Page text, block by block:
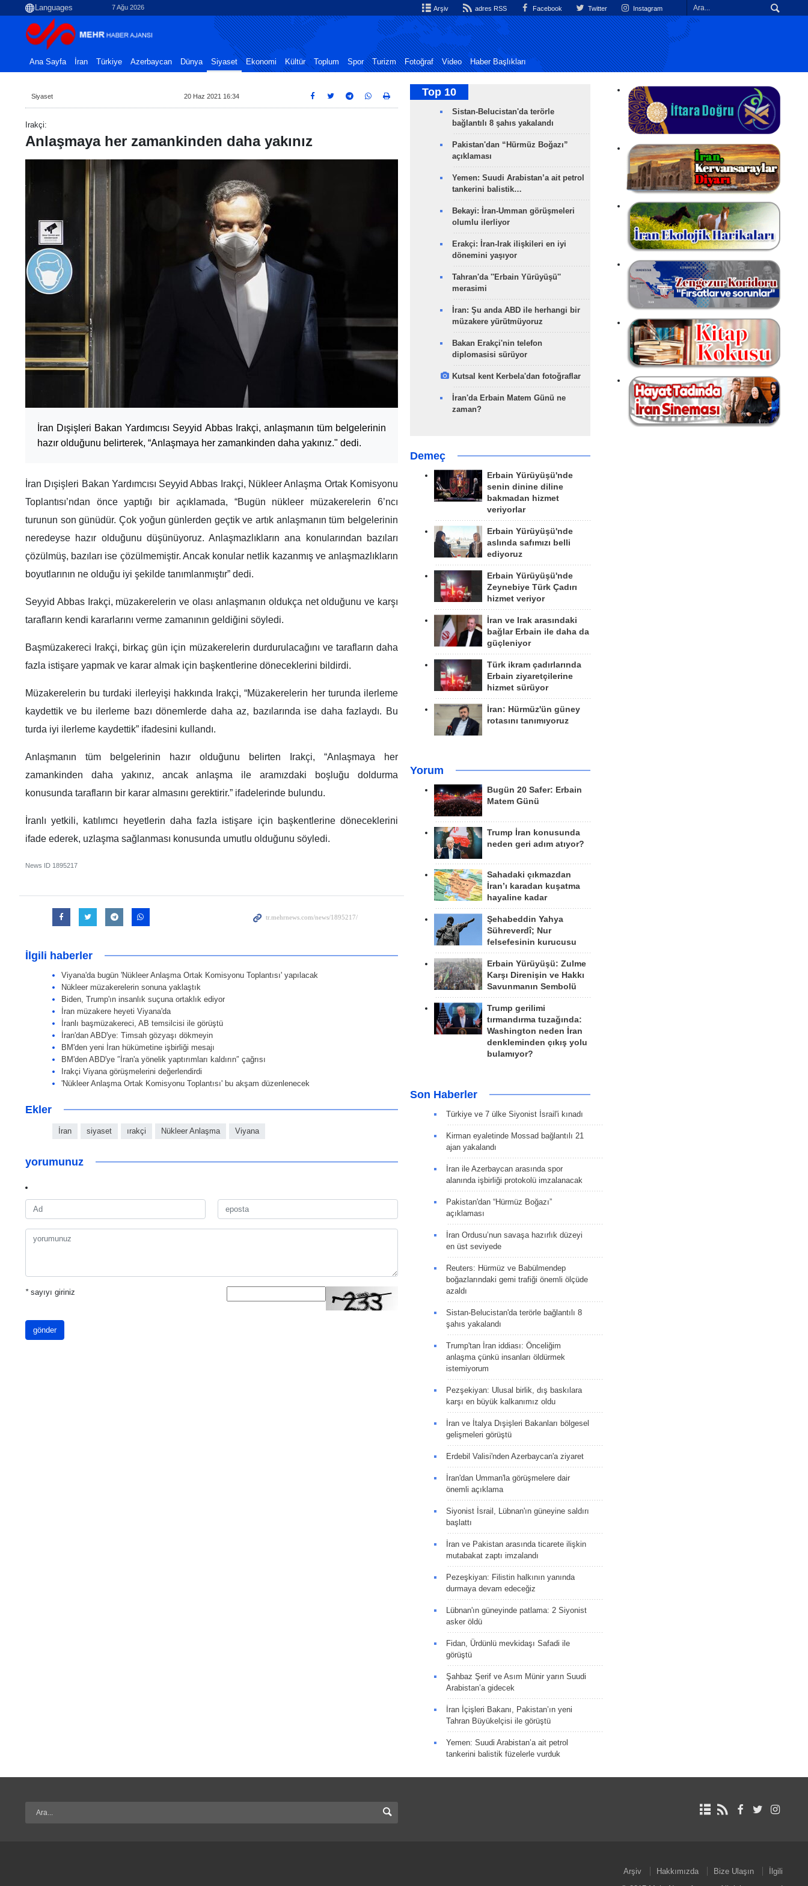
7 Ağu 2026 Arşiv adres RSS Facebook Twitter Instagram
Ana Sayfa İran Türkiye Azerbaycan Dünya Siyaset Ekonomi Kültür Toplum Spor Turizm Fotoğraf Video Haber Başlıkları
Siyaset 20 Haz 2021 16:34
Irakçi:
Anlaşmaya her zamankinden daha yakınız
İran Dışişleri Bakan Yardımcısı Seyyid Abbas Irakçi, anlaşmanın tüm belgelerinin
hazır olduğunu belirterek, “Anlaşmaya her zamankinden daha yakınız." dedi.
İran Dışişleri Bakan Yardımcısı Seyyid Abbas Irakçi, Nükleer Anlaşma Ortak Komisyonu
Toplantısı’ndan önce yaptığı bir açıklamada, “Bugün nükleer müzakerelerin 6’ncı
turunun son günüdür. Çok yoğun günlerden geçtik ve artık anlaşmanın tüm belgelerinin
neredeyse hazır olduğunu düşünüyoruz. Anlaşmazlıkların ana konularından bazıları
çözülmüş, bazıları ise çözülmemiştir. Ancak konular netlik kazanmış ve anlaşmazlıkların
boyutlarının ne olduğu iyi şekilde tanımlanmıştır” dedi.
Seyyid Abbas Irakçi, müzakerelerin ve olası anlaşmanın oldukça net olduğunu ve karşı
tarafların kendi kararlarını verme zamanının geldiğini söyledi.
Başmüzakereci Irakçi, birkaç gün için müzakerelerin durdurulacağını ve tarafların daha
fazla istişare yapmak ve karar almak için başkentlerine döneceklerini bildirdi.
Müzakerelerin bu turdaki ilerleyişi hakkında Irakçi, “Müzakerelerin her turunda ilerleme
kaydettik ve bu ilerleme bazı dönemlerde daha az, bazılarında ise daha fazlaydı. Bu
turda iyi ilerleme kaydettik” ifadesini kullandı.
Anlaşmanın tüm belgelerinin hazır olduğunu belirten Irakçi, “Anlaşmaya her
zamankinden daha yakınız, ancak anlaşma ile aramızdaki boşluğu doldurma
konusunda tarafların bir karar almasını gerektirir.” ifadelerinde bulundu.
İranlı yetkili, katılımcı heyetlerin daha fazla istişare için başkentlerine döneceklerini
ifade ederek, uzlaşma sağlanması konusunda umutlu olduğunu söyledi.
News ID 1895217
İlgili haberler
Viyana'da bugün 'Nükleer Anlaşma Ortak Komisyonu Toplantısı' yapılacak
Nükleer müzakerelerin sonuna yaklaştık
Biden, Trump'ın insanlık suçuna ortaklık ediyor
İran müzakere heyeti Viyana'da
İranlı başmüzakereci, AB temsilcisi ile görüştü
İran'dan ABD'ye: Timsah gözyaşı dökmeyin
BM'den yeni İran hükümetine işbirliği mesajı
BM'den ABD'ye ″İran'a yönelik yaptırımları kaldırın″ çağrısı
Irakçi Viyana görüşmelerini değerlendirdi
'Nükleer Anlaşma Ortak Komisyonu Toplantısı' bu akşam düzenlenecek
Ekler
İran siyaset ırakçi Nükleer Anlaşma Viyana
yorumunuz
*sayıyı giriniz
gönder
Top 10
Sistan-Belucistan'da terörle
bağlantılı 8 şahıs yakalandı
Pakistan'dan “Hürmüz Boğazı”
açıklaması
Yemen: Suudi Arabistan’a ait petrol
tankerini balistik…
Bekayi: İran-Umman görüşmeleri
olumlu ilerliyor
Erakçi: İran-Irak ilişkileri en iyi
dönemini yaşıyor
Tahran'da ''Erbain Yürüyüşü''
merasimi
İran: Şu anda ABD ile herhangi bir
müzakere yürütmüyoruz
Bakan Erakçi'nin telefon
diplomasisi sürüyor
Kutsal kent Kerbela'dan fotoğraflar
İran'da Erbain Matem Günü ne
zaman?
Demeç
Erbain Yürüyüşü'nde
senin dinine diline
bakmadan hizmet
veriyorlar
Erbain Yürüyüşü'nde
aslında safımızı belli
ediyoruz
Erbain Yürüyüşü'nde
Zeynebiye Türk Çadırı
hizmet veriyor
İran ve Irak arasındaki
bağlar Erbain ile daha da
güçleniyor
Türk ikram çadırlarında
Erbain ziyaretçilerine
hizmet sürüyor
İran: Hürmüz'ün güney
rotasını tanımıyoruz
Yorum
Bugün 20 Safer: Erbain
Matem Günü
Trump İran konusunda
neden geri adım atıyor?
Sahadaki çıkmazdan
İran’ı karadan kuşatma
hayaline kadar
Şehabeddin Yahya
Sühreverdî; Nur
felsefesinin kurucusu
Erbain Yürüyüşü: Zulme
Karşı Direnişin ve Hakkı
Savunmanın Sembolü
Trump gerilimi
tırmandırma tuzağında:
Washington neden İran
denkleminden çıkış yolu
bulamıyor?
Son Haberler
Türkiye ve 7 ülke Siyonist İsrail'i kınadı
Kirman eyaletinde Mossad bağlantılı 21
ajan yakalandı
İran ile Azerbaycan arasında spor
alanında işbirliği protokolü imzalanacak
Pakistan'dan “Hürmüz Boğazı”
açıklaması
İran Ordusu’nun savaşa hazırlık düzeyi
en üst seviyede
Reuters: Hürmüz ve Babülmendep
boğazlarındaki gemi trafiği önemli ölçüde
azaldı
Sistan-Belucistan'da terörle bağlantılı 8
şahıs yakalandı
Trump'tan İran iddiası: Önceliğim
anlaşma çünkü insanları öldürmek
istemiyorum
Pezşekiyan: Ulusal birlik, dış baskılara
karşı en büyük kalkanımız oldu
İran ve İtalya Dışişleri Bakanları bölgesel
gelişmeleri görüştü
Erdebil Valisi'nden Azerbaycan'a ziyaret
İran'dan Umman'la görüşmelere dair
önemli açıklama
Siyonist İsrail, Lübnan'ın güneyine saldırı
başlattı
İran ve Pakistan arasında ticarete ilişkin
mutabakat zaptı imzalandı
Pezeşkiyan: Filistin halkının yanında
durmaya devam edeceğiz
Lübnan'ın güneyinde patlama: 2 Siyonist
asker öldü
Fidan, Ürdünlü mevkidaşı Safadi ile
görüştü
Şahbaz Şerif ve Asım Münir yarın Suudi
Arabistan’a gidecek
İran İçişleri Bakanı, Pakistan’ın yeni
Tahran Büyükelçisi ile görüştü
Yemen: Suudi Arabistan’a ait petrol
tankerini balistik füzelerle vurduk
Arşiv Hakkımızda Bize Ulaşın
İlgili